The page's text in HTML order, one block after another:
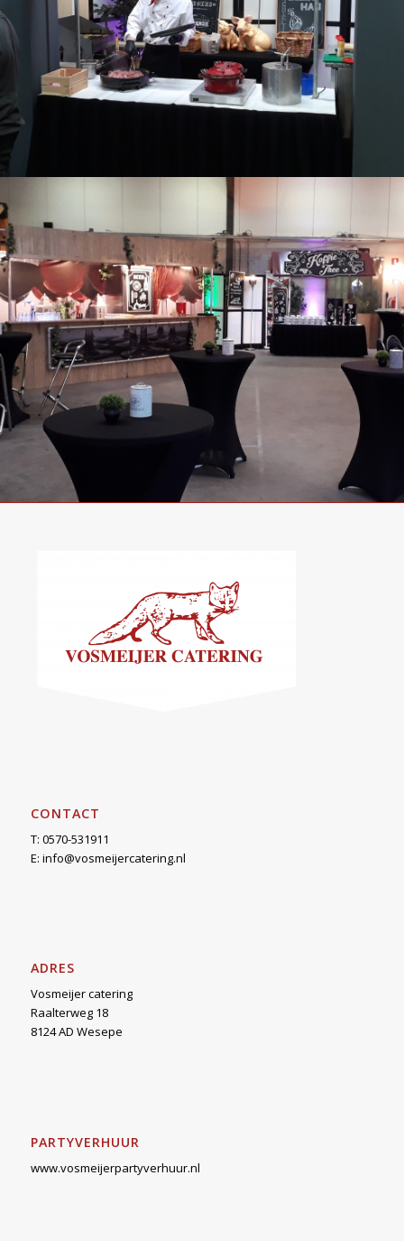
CONTACT
T: 0570-531911
E: info@vosmeijercatering.nl
ADRES
Vosmeijer catering
Raalterweg 18
8124 AD Wesepe
PARTYVERHUUR
www.vosmeijerpartyverhuur.nl